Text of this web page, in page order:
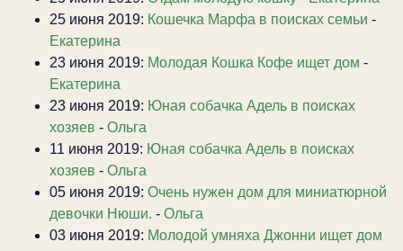
25 июня 2019: Кошечка Марфа в поисках семьи -
Екатерина
23 июня 2019: Молодая Кошка Кофе ищет дом -
Екатерина
23 июня 2019: Юная собачка Адель в поисках
хозяев - Ольга
11 июня 2019: Юная собачка Адель в поисках
хозяев - Ольга
05 июня 2019: Очень нужен дом для миниатюрной
девочки Нюши. - Ольга
03 июня 2019: Молодой умняха Джонни ищет дом